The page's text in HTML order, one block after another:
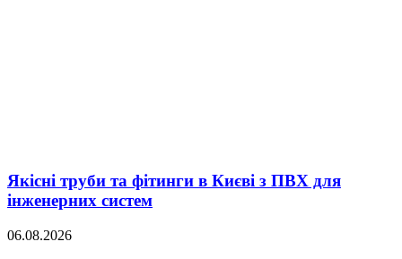
Якісні труби та фітинги в Києві з ПВХ для
інженерних систем
06.08.2026